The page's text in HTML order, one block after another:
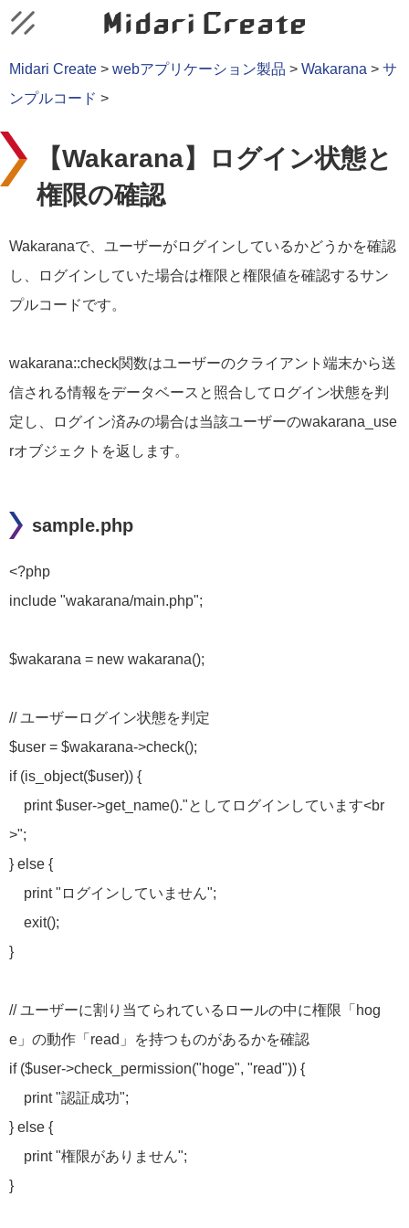
Midari Create > webアプリケーション製品 > Wakarana > サ
ンプルコード >
【Wakarana】ログイン状態と
権限の確認
Wakaranaで、ユーザーがログインしているかどうかを確認
し、ログインしていた場合は権限と権限値を確認するサン
プルコードです。
wakarana::check関数はユーザーのクライアント端末から送
信される情報をデータベースと照合してログイン状態を判
定し、ログイン済みの場合は当該ユーザーのwakarana_use
rオブジェクトを返します。
sample.php
<?php
include "wakarana/main.php";
$wakarana = new wakarana();
// ユーザーログイン状態を判定
$user = $wakarana->check();
if (is_object($user)) {
print $user->get_name()."としてログインしています<br
>";
} else {
print "ログインしていません";
exit();
}
// ユーザーに割り当てられているロールの中に権限「hog
e」の動作「read」を持つものがあるかを確認
if ($user->check_permission("hoge", "read")) {
print "認証成功";
} else {
print "権限がありません";
}